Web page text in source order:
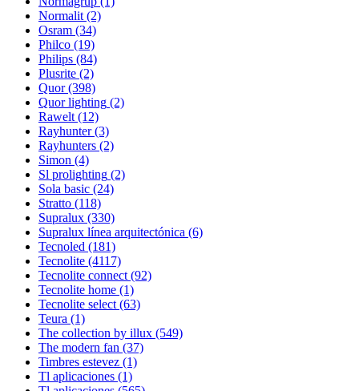
Normalit (2)
Osram (34)
Philco (19)
Philips (84)
Plusrite (2)
Quor (398)
Quor lighting (2)
Rawelt (12)
Rayhunter (3)
Rayhunters (2)
Simon (4)
Sl prolighting (2)
Sola basic (24)
Stratto (118)
Supralux (330)
Supralux línea arquitectónica (6)
Tecnoled (181)
Tecnolite (4117)
Tecnolite connect (92)
Tecnolite home (1)
Tecnolite select (63)
Teura (1)
The collection by illux (549)
The modern fan (37)
Timbres estevez (1)
Tl aplicaciones (1)